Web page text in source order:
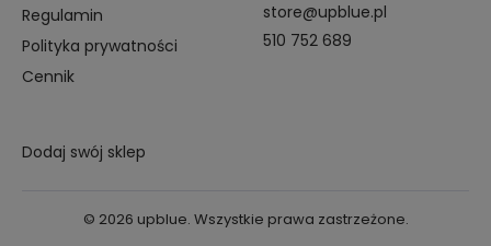
Regulamin
Polityka prywatności
Cennik
store@upblue.pl
510 752 689
Dodaj swój sklep
© 2026 upblue. Wszystkie prawa zastrzeżone.